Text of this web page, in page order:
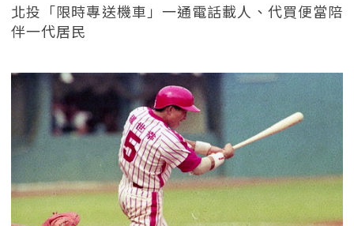
北投「限時專送機車」一通電話載人、代買便當陪
伴一代居民